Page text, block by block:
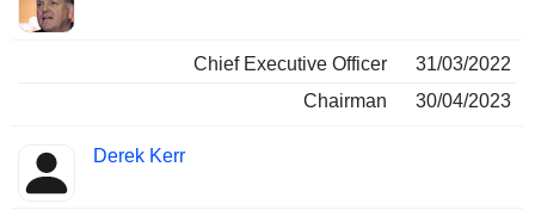
Chief Executive Officer
31/03/2022
Chairman
30/04/2023
Derek Kerr